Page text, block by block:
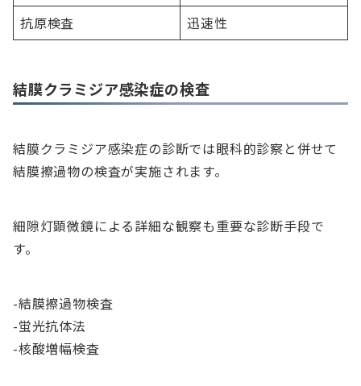
抗原検査
迅速性
結膜クラミジア感染症の検査
結膜クラミジア感染症の診断では眼科的診察と併せて
結膜擦過物の検査が実施されます。
細隙灯顕微鏡による詳細な観察も重要な診断手段で
す。
-結膜擦過物検査
-蛍光抗体法
-核酸増幅検査